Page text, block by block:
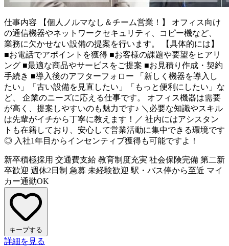
仕事内容
【個人ノルマなし＆チーム営業！】 オフィス向け
の通信機器やネットワークセキュリティ、コピー機など、
業務に欠かせない設備の提案を行います。 【具体的には】
■お電話でアポイントを獲得 ■お客様の課題や要望をヒアリ
ング ■最適な商品やサービスをご提案 ■お見積り作成・契約
手続き ■導入後のアフターフォロー 「新しく機器を導入し
たい」「古い設備を見直したい」「もっと便利にしたい」な
ど、 企業のニーズに応える仕事です。 オフィス機器は需要
が高く、提案しやすいのも魅力です♪ ＼必要な知識やスキル
は先輩がイチから丁寧に教えます！／ 社内にはアシスタン
トも在籍しており、安心して営業活動に集中できる環境です
◎ 入社1年目からインセンティブ獲得も可能ですよ！
新卒積極採用 交通費支給 教育制度充実 社会保険完備 第二新
卒歓迎 週休2日制 急募 未経験歓迎 駅・バス停から至近 マイ
カー通勤OK
キープする
詳細を見る